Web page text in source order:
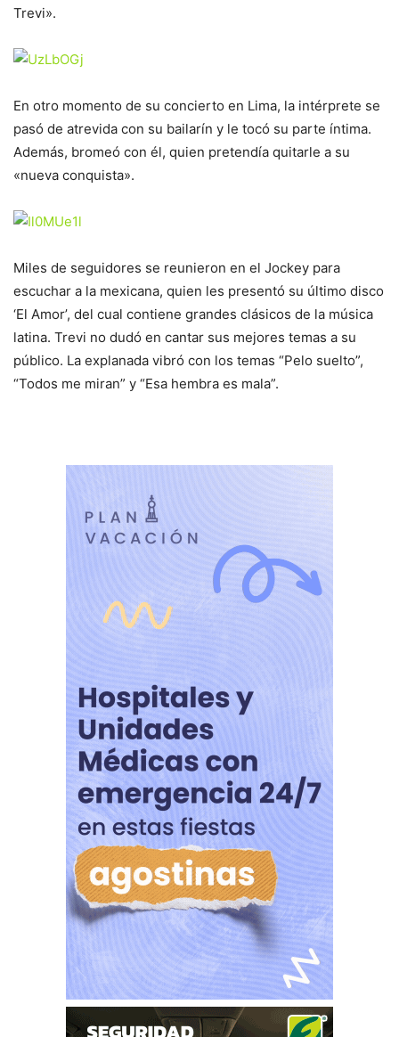
Trevi».
En otro momento de su concierto en Lima, la intérprete se
pasó de atrevida con su bailarín y le tocó su parte íntima.
Además, bromeó con él, quien pretendía quitarle a su
«nueva conquista».
Miles de seguidores se reunieron en el Jockey para
escuchar a la mexicana, quien les presentó su último disco
‘El Amor’, del cual contiene grandes clásicos de la música
latina. Trevi no dudó en cantar sus mejores temas a su
público. La explanada vibró con los temas “Pelo suelto”,
“Todos me miran” y “Esa hembra es mala”.